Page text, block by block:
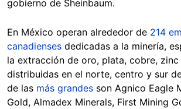
gobierno de Sheinbaum.
En México operan alrededor de 214
canadienses dedicadas a la minería,
la extracción de oro, plata, cobre,
distribuidas en el norte, centro y sur
de las más grandes son Agnico Eagle
Gold, Almadex Minerals, First Mining